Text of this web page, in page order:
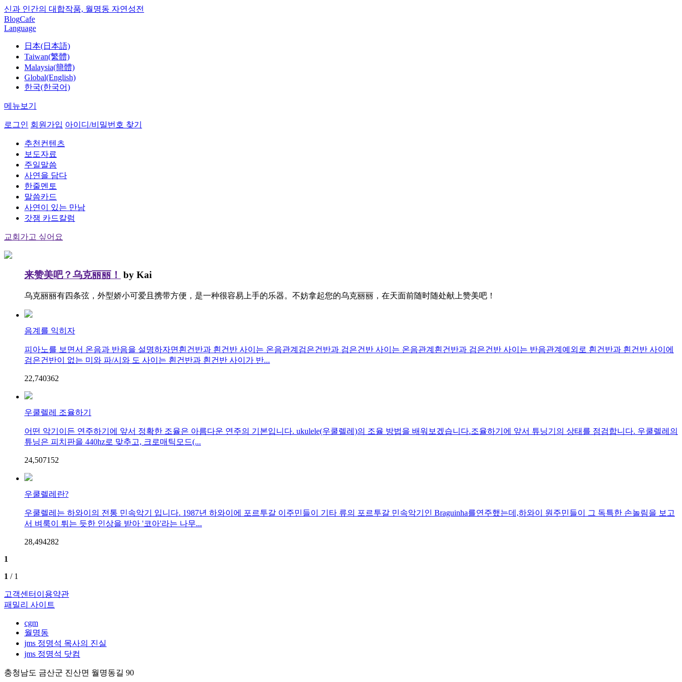
신과 인간의 대합작품, 월명동 자연성전
BlogCafe
Language
日本(日本語)
Taiwan(繁體)
Malaysia(簡體)
Global(English)
한국(한국어)
메뉴보기
로그인 회원가입 아이디/비밀번호 찾기
추천컨텐츠
보도자료
주일말씀
사연을 담다
한줄멘토
말씀카드
사연이 있는 만남
갓잼 카드칼럼
교회가고 싶어요
来赞美吧？乌克丽丽！ by Kai
乌克丽丽有四条弦，外型娇小可爱且携带方便，是一种很容易上手的乐器。不妨拿起您的乌克丽丽，在天面前随时随处献上赞美吧！
음계를 익히자
피아노를 보면서 온음과 반음을 설명하자면흰건반과 흰건반 사이는 온음관계검은건반과 검은건반 사이는 온음관계흰건반과 검은건반 사이는 반음관계예외로 흰건반과 흰건반 사이에
검은건반이 없는 미와 파/시와 도 사이는 흰건반과 흰건반 사이가 반...
22,740362
우쿨렐레 조율하기
어떤 악기이든 연주하기에 앞서 정확한 조율은 아름다운 연주의 기본입니다. ukulele(우쿨렐레)의 조율 방법을 배워보겠습니다.조율하기에 앞서 튜닝기의 상태를 점검합니다. 우쿨렐레의
튜닝은 피치판을 440hz로 맞추고, 크로매틱모드(...
24,507152
우쿨렐레란?
우쿨렐레는 하와이의 전통 민속악기 입니다. 1987년 하와이에 포르투갈 이주민들이 기타 류의 포르투갈 민속악기인 Braguinha를연주했는데,하와이 원주민들이 그 독특한 손놀림을 보고
서 벼룩이 튀는 듯한 인상을 받아 '코아'라는 나무...
28,494282
1
1 / 1
고객센터 이용약관
패밀리 사이트
cgm
월명동
jms 정명석 목사의 진실
jms 정명석 닷컴
충청남도 금산군 진산면 월명동길 90